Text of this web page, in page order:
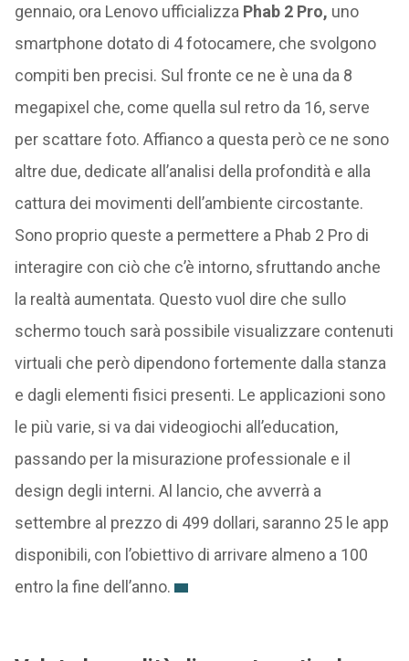
gennaio, ora Lenovo ufficializza Phab 2 Pro, uno
smartphone dotato di 4 fotocamere, che svolgono
compiti ben precisi. Sul fronte ce ne è una da 8
megapixel che, come quella sul retro da 16, serve
per scattare foto. Affianco a questa però ce ne sono
altre due, dedicate all’analisi della profondità e alla
cattura dei movimenti dell’ambiente circostante.
Sono proprio queste a permettere a Phab 2 Pro di
interagire con ciò che c’è intorno, sfruttando anche
la realtà aumentata. Questo vuol dire che sullo
schermo touch sarà possibile visualizzare contenuti
virtuali che però dipendono fortemente dalla stanza
e dagli elementi fisici presenti. Le applicazioni sono
le più varie, si va dai videogiochi all’education,
passando per la misurazione professionale e il
design degli interni. Al lancio, che avverrà a
settembre al prezzo di 499 dollari, saranno 25 le app
disponibili, con l’obiettivo di arrivare almeno a 100
entro la fine dell’anno.